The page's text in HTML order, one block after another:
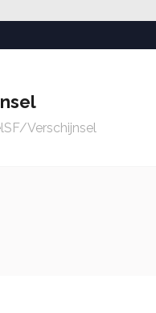
Verschijnsel